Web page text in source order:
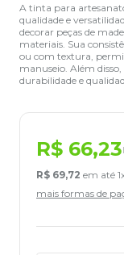
A tinta para
qualidade e
decorar peças de
materiais. Sua
ou com textura,
manuseio. Além
durabilidade e
R$ 66,23
R$ 69,72 em até 1
mais formas de